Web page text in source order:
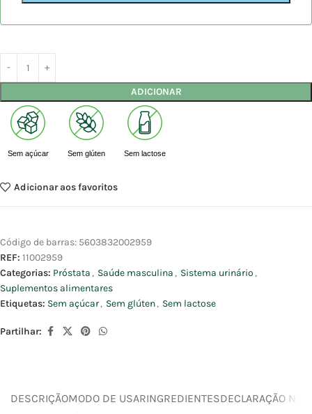
ADICIONAR
Sem açúcar Sem glúten Sem lactose
Adicionar aos favoritos
Código de barras: 5603832002959
REF: 11002959
Categorias: Próstata , Saúde masculina , Sistema urinário ,
Suplementos alimentares
Etiquetas: Sem açúcar, Sem glúten, Sem lactose
Partilhar:
DESCRIÇÃOMODO DE USARINGREDIENTESDECLARAÇÃO